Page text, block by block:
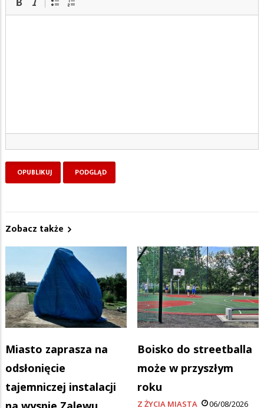
Zobacz także
Miasto zaprasza na
odsłonięcie
tajemniczej instalacji
Boisko do streetballa
może w przyszłym
roku
Z ŻYCIA MIASTA 06/08/2026